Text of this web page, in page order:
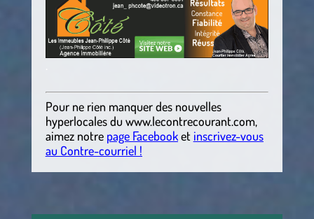
Pour ne rien manquer des nouvelles
hyperlocales du www.lecontrecourant.com,
aimez notre page Facebooket inscrivez-vous
au Contre-courriel !